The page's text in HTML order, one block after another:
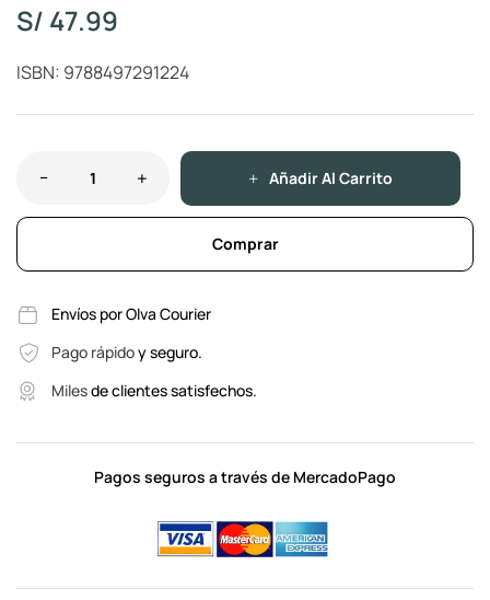
S/ 47.99
ISBN: 9788497291224
Añadir Al Carrito
Comprar
Envíos por Olva Courier
Pago rápidoy seguro.
Milesde clientes satisfechos.
Pagos seguros a través de MercadoPago